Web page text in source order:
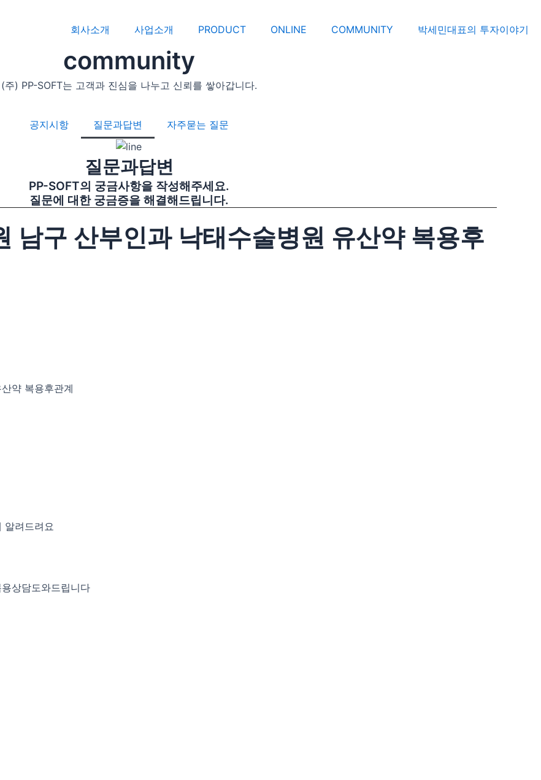
회사소개 사업소개 PRODUCT ONLINE COMMUNITY 박세민대표의 투자이야기
community
(주) PP-SOFT는 고객과 진심을 나누고 신뢰를 쌓아갑니다.
공지시항 질문과답변 자주묻는 질문
질문과답변
PP-SOFT의 궁금사항을 작성해주세요.
질문에 대한 궁금증을 해결해드립니다.
남구 산부인과 낙태수술병원 유산약 복용후
약 복용후관계
알려드려요
상담도와드립니다